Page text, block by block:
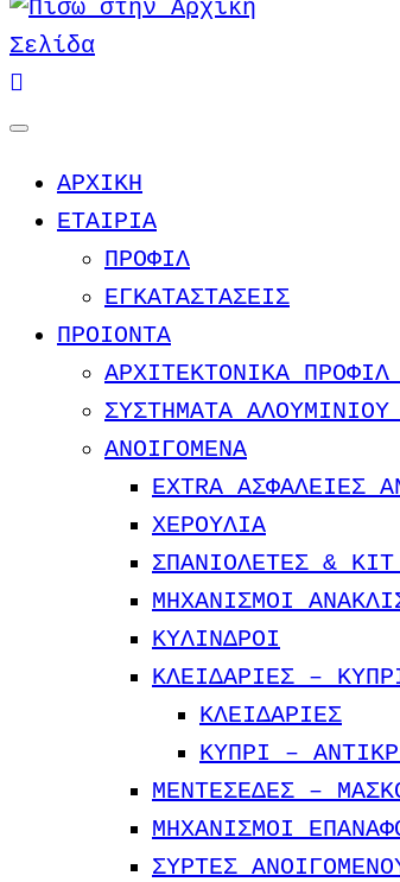
ΑΡΧΙΚΗ
ΕΤΑΙΡΙΑ
ΠΡΟΦΙΛ
ΕΓΚΑΤΑΣΤΑΣΕΙΣ
ΠΡΟΙΟΝΤΑ
ΑΡΧΙΤΕΚΤΟΝΙΚΑ
ΣΥΣΤΗΜΑΤΑ ΑΛΟΥΜΙΝΙΟΥ
ΑΝΟΙΓΟΜΕΝΑ
EXTRA ΑΣΦΑΛΕΙΕΣ
ΧΕΡΟΥΛΙΑ
ΣΠΑΝΙΟΛΕΤΕΣ &
ΜΗΧΑΝΙΣΜΟΙ
ΚΥΛΙΝΔΡΟΙ
ΚΛΕΙΔΑΡΙΕΣ –
ΚΛΕΙΔΑΡΙΕΣ
ΚΥΠΡΙ –
ΜΕΝΤΕΣΕΔΕΣ –
ΜΗΧΑΝΙΣΜΟΙ
ΣΥΡΤΕΣ